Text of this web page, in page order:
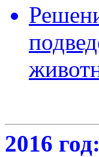
2016 год: